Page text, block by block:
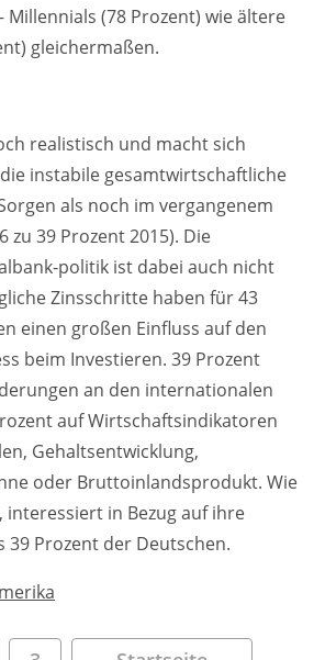
(78 Prozent) wie ältere
gleichermaßen.
realistisch und macht sich
instabile gesamtwirtschaftliche
als noch im vergangenem
zu 39 Prozent 2015). Die
politik ist dabei auch nicht
Zinsschritte haben für 43
einen großen Einfluss auf den
beim Investieren. 39 Prozent
an den internationalen
auf Wirtschaftsindikatoren
Gehaltsentwicklung,
oder Bruttoinlandsprodukt. Wie
interessiert in Bezug auf ihre
39 Prozent der Deutschen.